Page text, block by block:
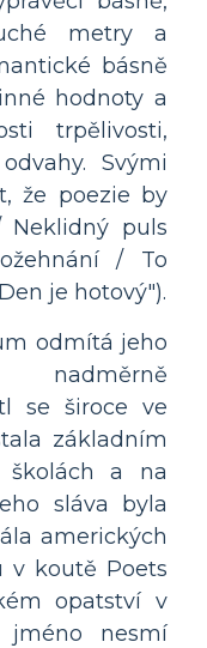
metry a
básně
hodnoty a
trpělivosti,
Svými
že poezie by
puls
/ To
je hotový").
odmítá jeho
se široce ve
základním
a na
sláva byla
amerických
v koutě Poets
opatství v
jméno nesmí